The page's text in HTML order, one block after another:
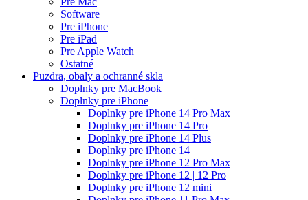
Software
Pre iPhone
Pre iPad
Pre Apple Watch
Ostatné
Puzdra, obaly a ochranné skla
Doplnky pre MacBook
Doplnky pre iPhone
Doplnky pre iPhone 14 Pro Max
Doplnky pre iPhone 14 Pro
Doplnky pre iPhone 14 Plus
Doplnky pre iPhone 14
Doplnky pre iPhone 12 Pro Max
Doplnky pre iPhone 12 | 12 Pro
Doplnky pre iPhone 12 mini